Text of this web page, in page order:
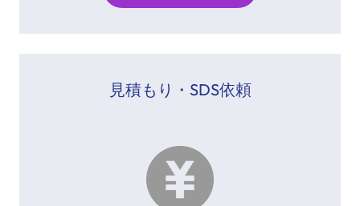
見積もり・SDS依頼